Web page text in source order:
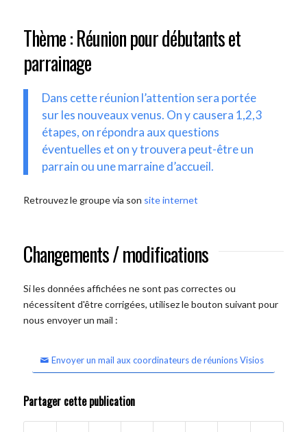
Thème : Réunion pour débutants et
parrainage
Dans cette réunion l’attention sera portée
sur les nouveaux venus. On y causera 1,2,3
étapes, on répondra aux questions
éventuelles et on y trouvera peut-être un
parrain ou une marraine d’accueil.
Retrouvez le groupe via son site internet
Changements / modifications
Si les données affichées ne sont pas correctes ou
nécessitent d'être corrigées, utilisez le bouton suivant pour
nous envoyer un mail :
Envoyer un mail aux coordinateurs de réunions Visios
Partager cette publication